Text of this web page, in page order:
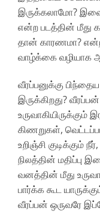
இருக்கலாமோ?
என்ற படத்தின் மீது
தான் காரணமா?
வாழ்க்கை வழியாக
வீரப்பனுக்கு
இருக்கிறது?
கிணறுகள்,
உறிஞ்சி குடிக்கும்
நிலத்தின் மதிப்பு
வனத்தின் மீது
பார்க்க கூட
வீரப்பன் ஒருவரே